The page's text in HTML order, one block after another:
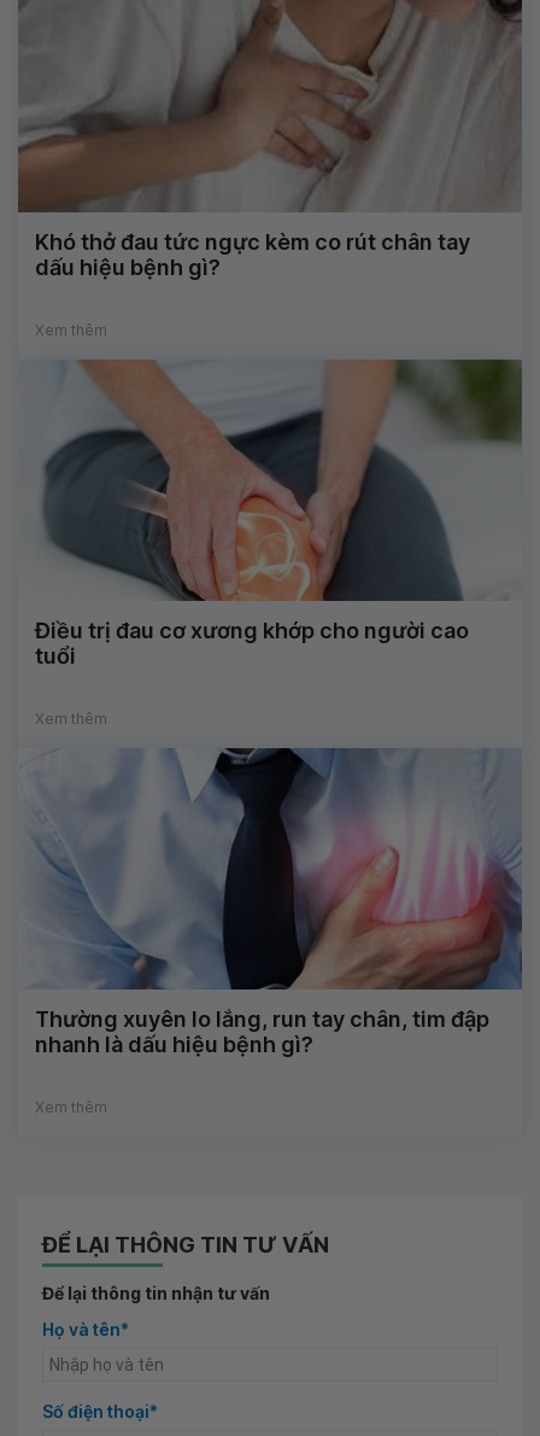
Khó thở đau tức ngực kèm co rút chân tay
dấu hiệu bệnh gì?
Xem thêm
Điều trị đau cơ xương khớp cho người cao
tuổi
Xem thêm
Thường xuyên lo lắng, run tay chân, tim đập
nhanh là dấu hiệu bệnh gì?
Xem thêm
ĐỂ LẠI THÔNG TIN TƯ VẤN
Để lại thông tin nhận tư vấn
Họ và tên*
Số điện thoại*